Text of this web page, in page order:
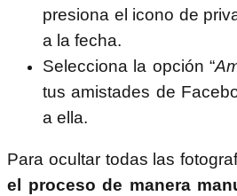
presiona el icono de
a la fecha.
Selecciona la opción “
tus amistades de
a ella.
Para ocultar todas las
el proceso de manera